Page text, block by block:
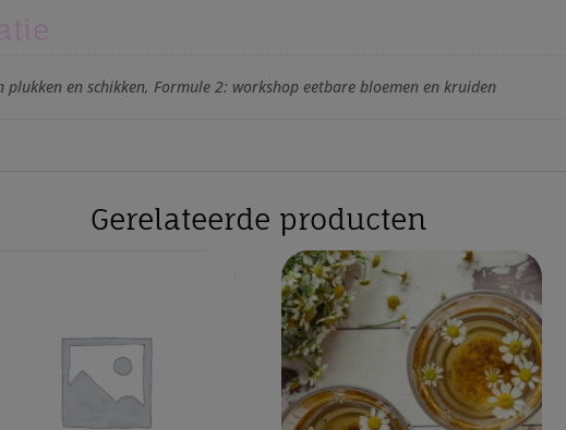
plukken en schikken, Formule 2: workshop eetbare bloemen en kruiden
Gerelateerde producten